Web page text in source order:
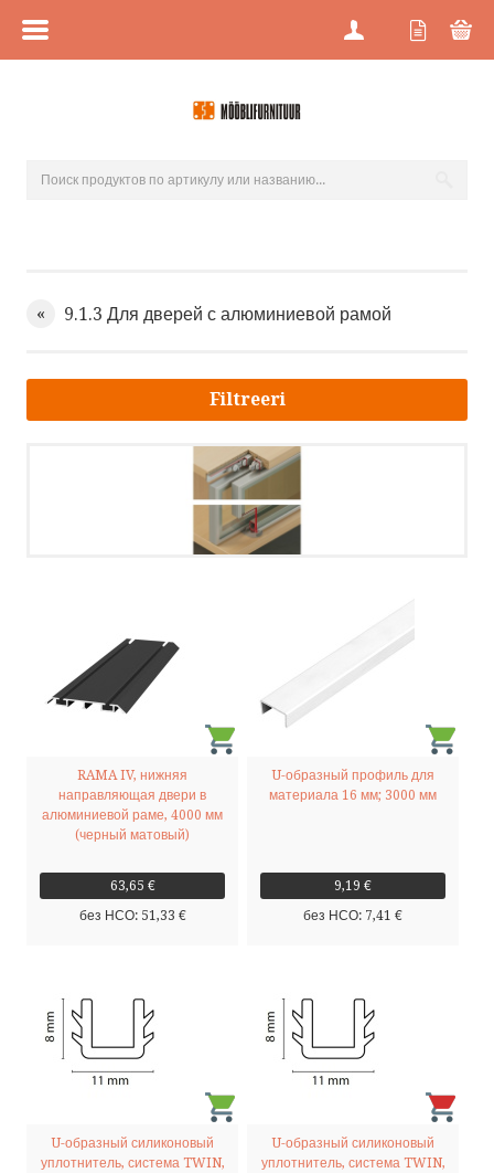
НОВИНКИ
О НАС
ПРОЕКТНАЯ ПРОДАЖА
КОНТАКТ
ПОЗВОНИТЕ НАМ
НАПИШИТЕ НАМ
by ShopRoller
« 9.1.3 Для дверей с алюминиевой рамой
Filtreeri
RAMA IV, нижняя
направляющая двери в
алюминиевой раме, 4000 мм
(черный матовый)
63,65 €
без НСО: 51,33 €
U-образный профиль для
материала 16 мм; 3000 мм
9,19 €
без НСО: 7,41 €
U-образный силиконовый
уплотнитель, система TWIN,
U-образный силиконовый
уплотнитель, система TWIN,